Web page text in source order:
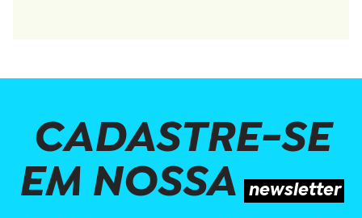
CADASTRE-SE
EM NOSSA newsletter